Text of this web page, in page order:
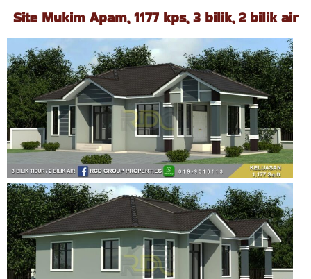
Site Mukim Apam, 1177 kps, 3 bilik, 2 bilik air